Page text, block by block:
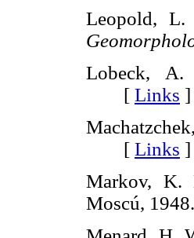
Leopold,
Lobeck,
[ Links ]
[ Links ]
Markov, K.
Moscú,